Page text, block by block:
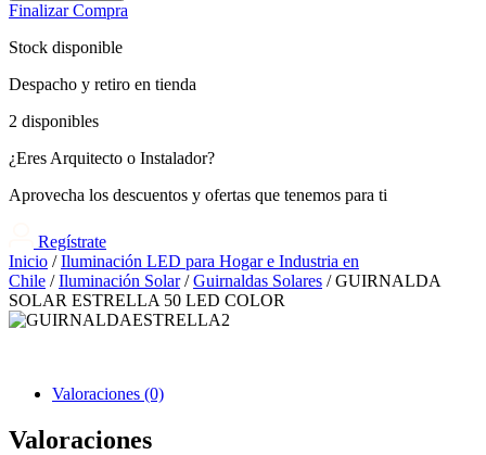
Finalizar Compra
Stock disponible
Despacho y retiro en tienda
2 disponibles
¿Eres Arquitecto o Instalador?
Aprovecha los descuentos y ofertas que tenemos para ti
Regístrate
Inicio /Iluminación LED para Hogar e Industria en
Chile /Iluminación Solar/Guirnaldas Solares / GUIRNALDA
SOLAR ESTRELLA 50 LED COLOR
Valoraciones (0)
Valoraciones